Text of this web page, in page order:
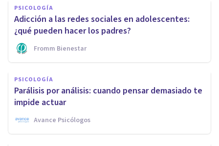
PSICOLOGÍA
Adicción a las redes sociales en adolescentes:
¿qué pueden hacer los padres?
Fromm Bienestar
PSICOLOGÍA
Parálisis por análisis: cuando pensar demasiado te
impide actuar
Avance Psicólogos